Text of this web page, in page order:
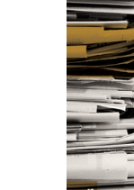
Jak
z